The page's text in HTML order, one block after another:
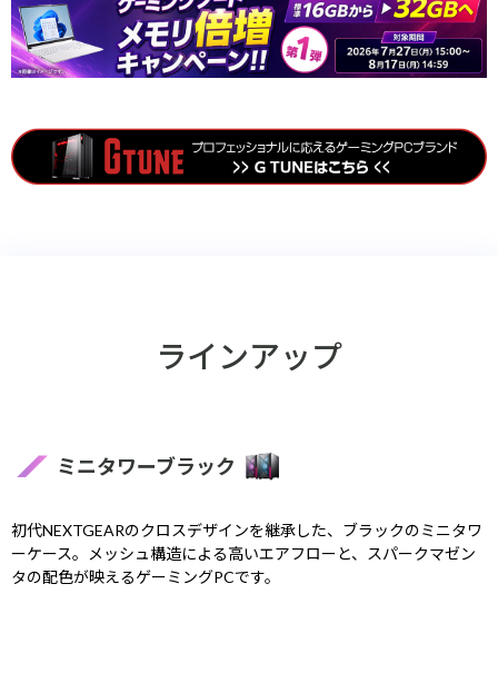
ラインアップ
ミニタワーブラック
初代NEXTGEARのクロスデザインを継承した、ブラックのミニタワ
ーケース。メッシュ構造による高いエアフローと、スパークマゼン
タの配色が映えるゲーミングPCです。